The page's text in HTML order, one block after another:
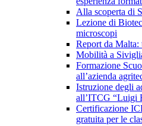
Alla scoperta di
Lezione di
microscopi
Report da Malta:
Mobilità a
Formazione
all’azienda
Istruzione degli
all’ITCG “Luigi
Certificazione
gratuita per le